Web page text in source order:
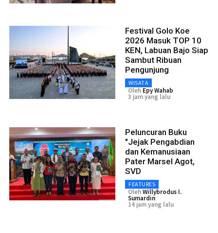
Festival Golo Koe
2026 Masuk TOP 10
KEN, Labuan Bajo Siap
Sambut Ribuan
Pengunjung
WISATA
Oleh Epy Wahab
3 jam yang lalu
Peluncuran Buku
"Jejak Pengabdian
dan Kemanusiaan
Pater Marsel Agot,
SVD
FEATURES
OlehWillybrodus I.
Sumardin
14 jam yang lalu